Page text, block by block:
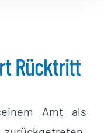
Rücktritt
Amt als